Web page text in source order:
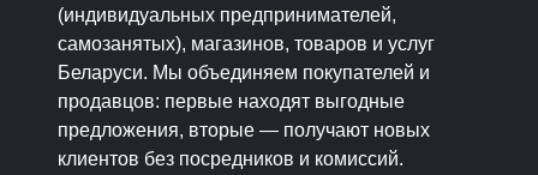
(индивидуальных предпринимателей,
самозанятых), магазинов, товаров и услуг
Беларуси. Мы объединяем покупателей и
продавцов: первые находят выгодные
предложения, вторые — получают новых
клиентов без посредников и комиссий.